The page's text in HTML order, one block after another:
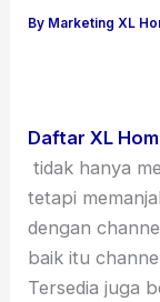
By Marketing XL
Daftar XL
tidak hanya
tetapi
dengan
baik itu
Tersedia juga